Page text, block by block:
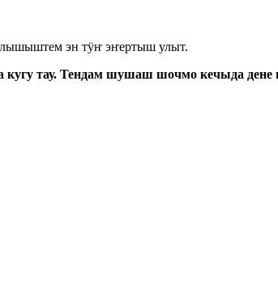
эн тӱҥ эҥертыш улыт.
тау. Тендам шушаш шочмо кечыда